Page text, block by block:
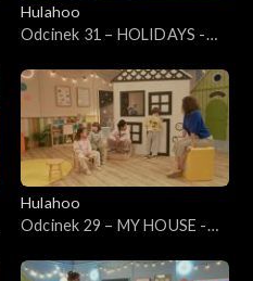
Hulahoo
Odcinek 31 – HOLIDAYS -
Hulahoo
Odcinek 29 – MY HOUSE -